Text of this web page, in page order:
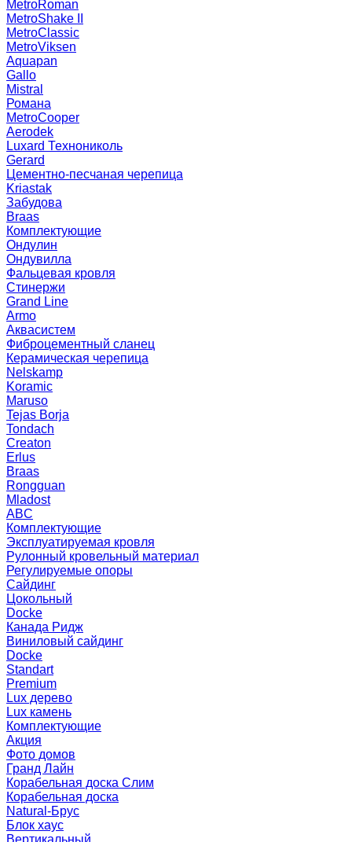
MetroRoman
MetroShake II
MetroClassic
MetroViksen
Aquapan
Gallo
Mistral
Романа
MetroCooper
Aerodek
Luxard Технониколь
Gerard
Цементно-песчаная черепица
Kriastak
Забудова
Braas
Комплектующие
Ондулин
Ондувилла
Фальцевая кровля
Стинержи
Grand Line
Armo
Аквасистем
Фиброцементный сланец
Керамическая черепица
Nelskamp
Koramic
Maruso
Tejas Borja
Tondach
Creaton
Erlus
Braas
Rongguan
Mladost
ABC
Комплектующие
Эксплуатируемая кровля
Рулонный кровельный материал
Регулируемые опоры
Сайдинг
Цокольный
Docke
Канада Ридж
Виниловый сайдинг
Docke
Standart
Premium
Lux дерево
Lux камень
Комплектующие
Акция
Фото домов
Гранд Лайн
Корабельная доска Слим
Корабельная доска
Natural-Брус
Блок хаус
Вертикальный